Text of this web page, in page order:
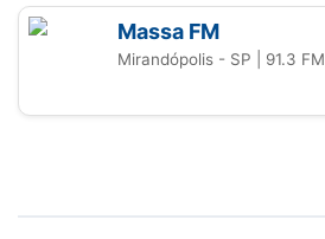
Massa FM
Mirandópolis - SP | 91.3 FM